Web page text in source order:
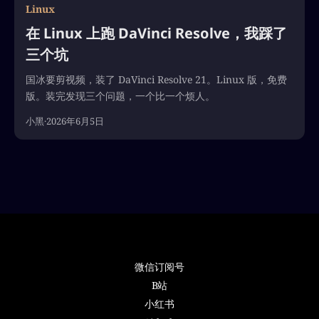
Linux
在 Linux 上跑 DaVinci Resolve，我踩了
三个坑
国冰要剪视频，装了 DaVinci Resolve 21。Linux 版，免费
版。装完发现三个问题，一个比一个烦人。
小黑·2026年6月5日
微信订阅号
B站
小红书